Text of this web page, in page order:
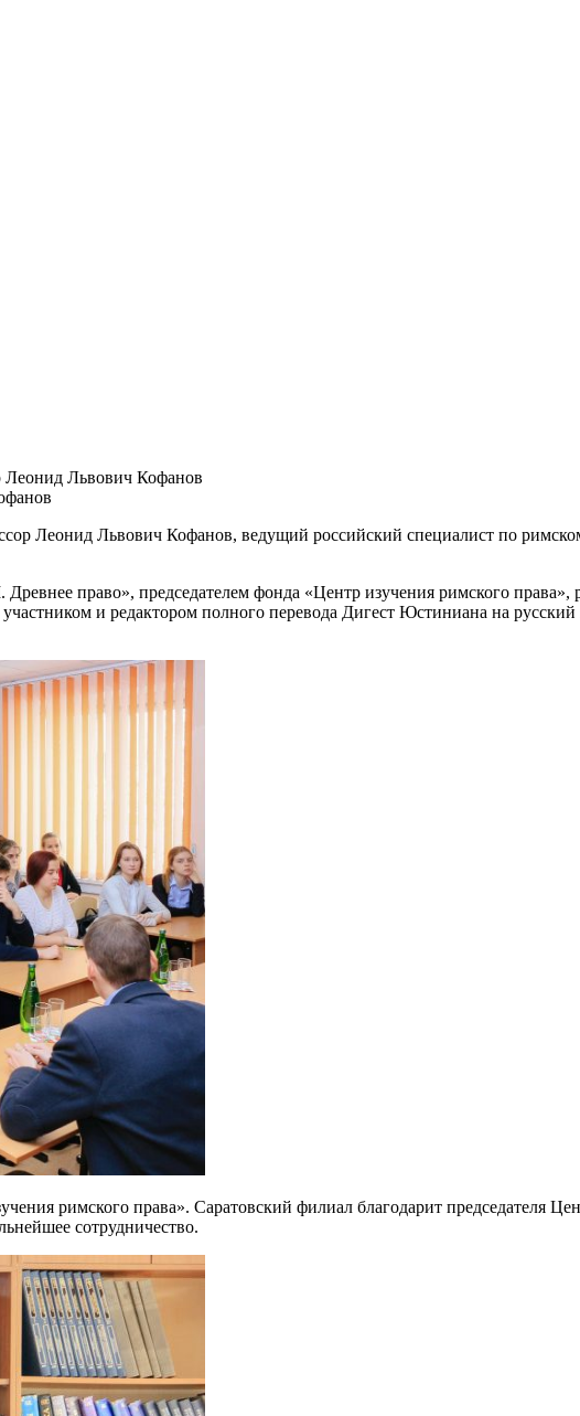
Леонид Львович Кофанов
Леонид Львович Кофанов, ведущий российский специалист по
право», председателем фонда «Центр изучения римского права»,
и редактором полного перевода Дигест Юстиниана на
римского права». Саратовский филиал благодарит председателя
сотрудничество.